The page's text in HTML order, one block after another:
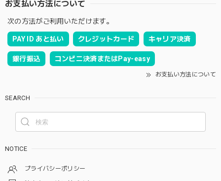
お支払い方法について
次の方法がご利用いただけます。
PAY ID あと払い クレジットカード キャリア決済
銀行振込 コンビニ決済またはPay-easy
お支払い方法について
SEARCH
NOTICE
プライバシーポリシー